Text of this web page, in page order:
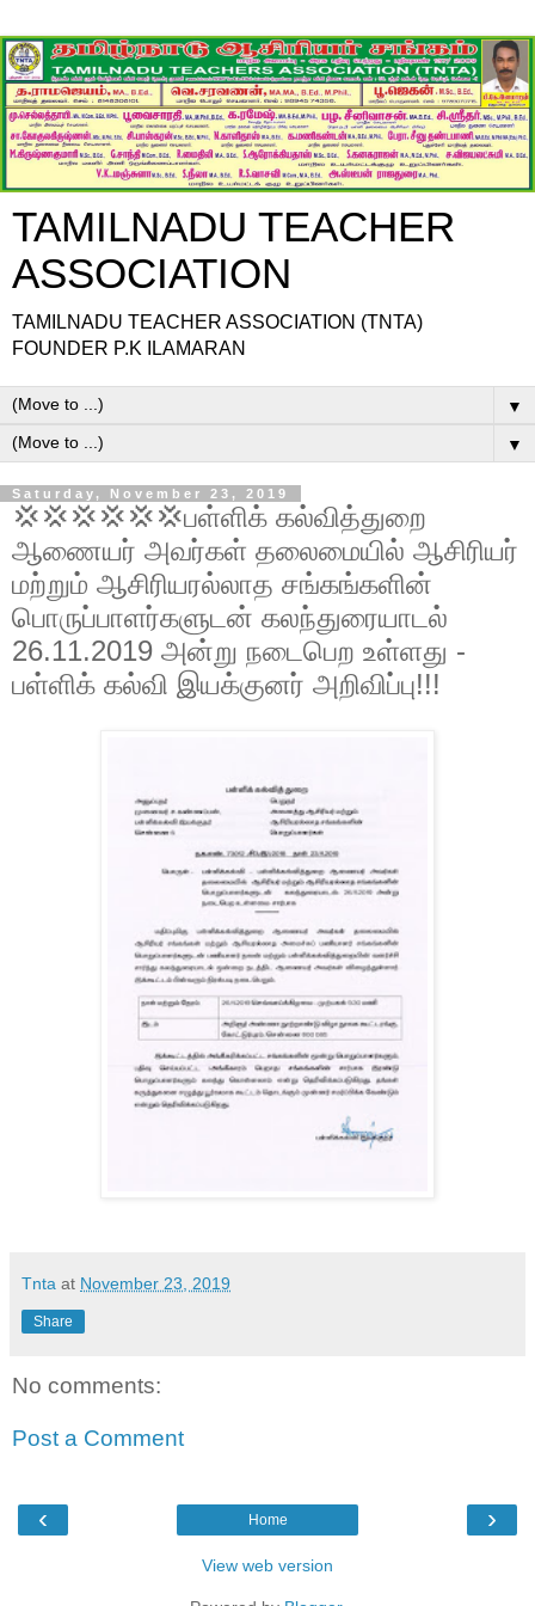
TAMILNADU TEACHER
ASSOCIATION
TAMILNADU TEACHER ASSOCIATION (TNTA)
FOUNDER P.K ILAMARAN
▼
▼
Saturday, November 23, 2019
💢💢💢💢💢💢பள்ளிக் கல்வித்துறை
ஆணையர் அவர்கள் தலைமையில் ஆசிரியர்
மற்றும் ஆசிரியரல்லாத சங்கங்களின்
பொருப்பாளர்களுடன் கலந்துரையாடல்
26.11.2019 அன்று நடைபெற உள்ளது -
பள்ளிக் கல்வி இயக்குனர் அறிவிப்பு!!!
Tnta at November 23, 2019
Share
No comments:
Post a Comment
‹ ›
Home
View web version